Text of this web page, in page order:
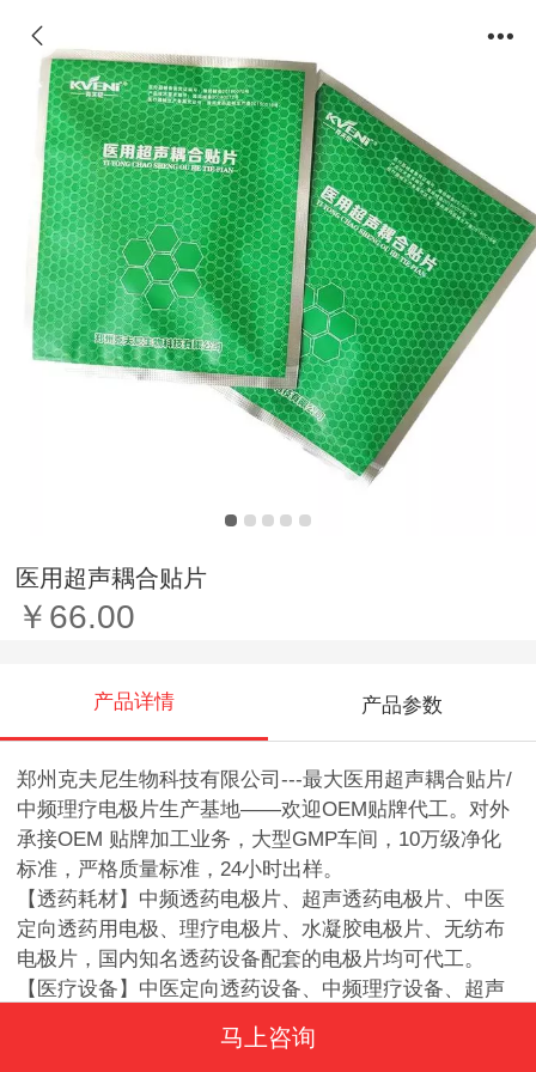
医用超声耦合贴片
￥66.00
产品详情 产品参数
郑州克夫尼生物科技有限公司---最大医用超声耦合贴片/
中频理疗电极片生产基地——欢迎OEM贴牌代工。对外
承接OEM 贴牌加工业务，大型GMP车间，10万级净化
标准，严格质量标准，24小时出样。
【透药耗材】中频透药电极片、超声透药电极片、中医
定向透药用电极、理疗电极片、水凝胶电极片、无纺布
电极片，国内知名透药设备配套的电极片均可代工。
【医疗设备】中医定向透药设备、中频理疗设备、超声
【适用范围】省、市各级医院，中医院，乡镇卫生院，
马上咨询